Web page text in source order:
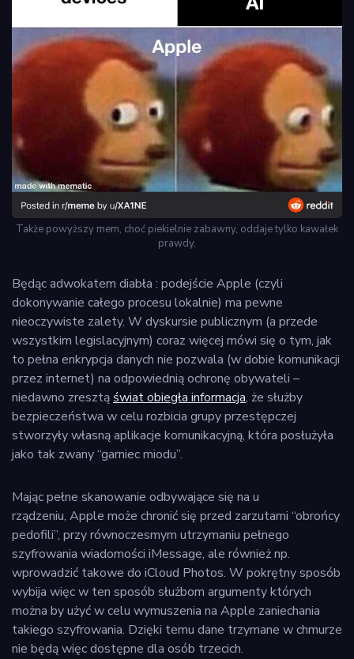
Także powyższy mem, choć piekielnie zabawny, oddaje tylko kawałek
prawdy.
Będąc adwokatem diabła : podejście Apple (czyli
dokonywanie całego procesu lokalnie) ma pewne
nieoczywiste zalety. W dyskursie publicznym (a przede
wszystkim legislacyjnym) coraz więcej mówi się o tym, jak
to pełna enkrypcja danych nie pozwala (w dobie komunikacji
przez internet) na odpowiednią ochronę obywateli –
niedawno zresztąświat obiegła informacja, że służby
bezpieczeństwa w celu rozbicia grupy przestępczej
stworzyły własną aplikacje komunikacyjną, która posłużyła
jako tak zwany “garniec miodu”.
Mając pełne skanowanie odbywające się na u
rządzeniu, Apple może chronić się przed zarzutami “obrońcy
pedofili”, przy równoczesmym utrzymaniu pełnego
szyfrowania wiadomości iMessage, ale również np.
wprowadzić takowe do iCloud Photos. W pokrętny sposób
wybija więc w ten sposób służbom argumenty których
można by użyć w celu wymuszenia na Apple zaniechania
takiego szyfrowania. Dzięki temu dane trzymane w chmurze
nie będą więc dostępne dla osób trzecich.